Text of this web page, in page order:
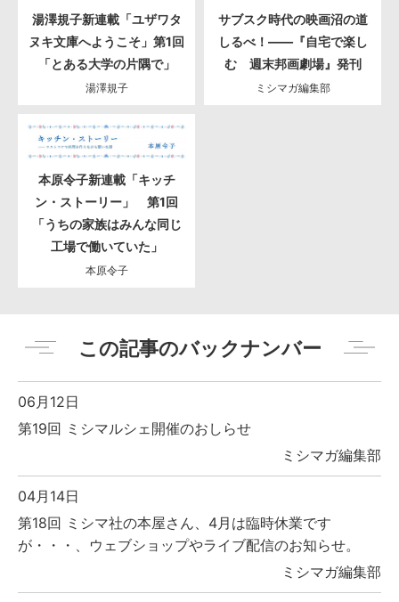
湯澤規子新連載「ユザワタ
ヌキ文庫へようこそ」第1回
「とある大学の片隅で」
湯澤規子
サブスク時代の映画沼の道
しるべ！――『自宅で楽し
む 週末邦画劇場』発刊
ミシマガ編集部
本原令子新連載「キッチ
ン・ストーリー」 第1回
「うちの家族はみんな同じ
工場で働いていた」
本原令子
この記事のバックナンバー
06月12日
第19回 ミシマルシェ開催のおしらせ
ミシマガ編集部
04月14日
第18回 ミシマ社の本屋さん、4月は臨時休業です
が・・・、ウェブショップやライブ配信のお知らせ。
ミシマガ編集部